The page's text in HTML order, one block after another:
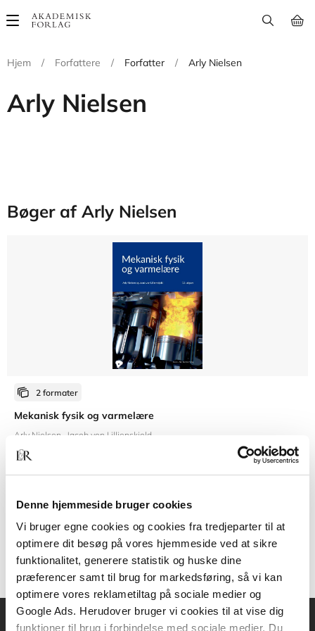
Denne hjemmeside bruger cookies
Vi bruger egne cookies og cookies fra tredjeparter til at
optimere dit besøg på vores hjemmeside ved at sikre
funktionalitet, generere statistik og huske dine
præferencer samt til brug for markedsføring, så vi kan
optimere vores reklametiltag på sociale medier og
Google Ads. Herudover bruger vi cookies til at vise dig
funktioner til brug i forbindelse med sociale medier. Du
Main
Hjem
/ Forfattere / Forfatter / Arly Nielsen
Arly Nielsen
Bøger af Arly Nielsen
2 formater
Mekanisk fysik og varmelære
Arly Nielsen Jacob von Lillienskjold
269,95 KR.